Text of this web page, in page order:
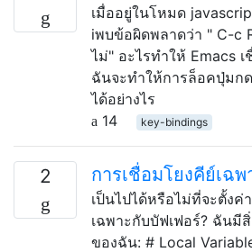
เมื่ออยู่ในโหมด
iพบข้อผิดพลาดว่า " C-c
ไม่" อะไรทำให้ Emacs
ฉันจะทำให้การล็อคปุ่มก
ได้อย่างไร
14
key-bindings
2 การเชื่อมโยงคีย์เฉ
เป็นไปได้หรือไม่ที่จะตั้งค่
เฉพาะกับบัฟเฟอร์? ฉันมี
ของฉัน: # Local